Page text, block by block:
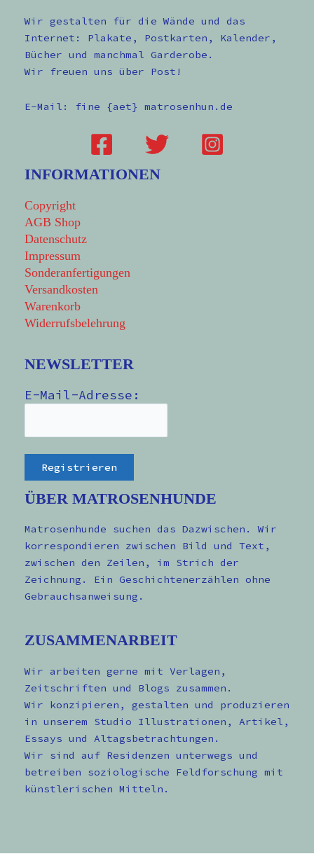
Wir gestalten für die Wände und das
Internet: Plakate, Postkarten, Kalender,
Bücher und manchmal Garderobe.
Wir freuen uns über Post!
E-Mail: fine {aet} matrosenhun.de
INFORMATIONEN
Copyright
AGB Shop
Datenschutz
Impressum
Sonderanfertigungen
Versandkosten
Warenkorb
Widerrufsbelehrung
NEWSLETTER
E-Mail-Adresse:
ÜBER MATROSENHUNDE
Matrosenhunde suchen das Dazwischen. Wir
korrespondieren zwischen Bild und Text,
zwischen den Zeilen, im Strich der
Zeichnung. Ein Geschichtenerzählen ohne
Gebrauchsanweisung.
ZUSAMMENARBEIT
Wir arbeiten gerne mit Verlagen,
Zeitschriften und Blogs zusammen.
Wir konzipieren, gestalten und produzieren
in unserem Studio Illustrationen, Artikel,
Essays und Altagsbetrachtungen.
Wir sind auf Residenzen unterwegs und
betreiben soziologische Feldforschung mit
künstlerischen Mitteln.